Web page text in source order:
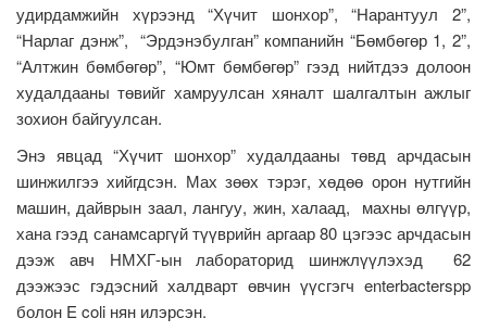
удирдамжийн хүрээнд “Хүчит шонхор”, “Нарантуул 2”,
“Нарлаг дэнж”, “Эрдэнэбулган” компанийн “Бөмбөгөр 1, 2”,
“Алтжин бөмбөгөр”, “Юмт бөмбөгөр” гээд нийтдээ долоон
худалдааны төвийг хамруулсан хяналт шалгалтын ажлыг
зохион байгуулсан.
Энэ явцад “Хүчит шонхор” худалдааны төвд арчдасын
шинжилгээ хийгдсэн. Мах зөөх тэрэг, хөдөө орон нутгийн
машин, дайврын заал, лангуу, жин, халаад, махны өлгүүр,
хана гээд санамсаргүй түүврийн аргаар 80 цэгээс арчдасын
дээж авч НМХГ-ын лабораторид шинжлүүлэхэд 62
дээжээс гэдэсний халдварт өвчин үүсгэгч enterbacterspp
болон E coli нян илэрсэн.